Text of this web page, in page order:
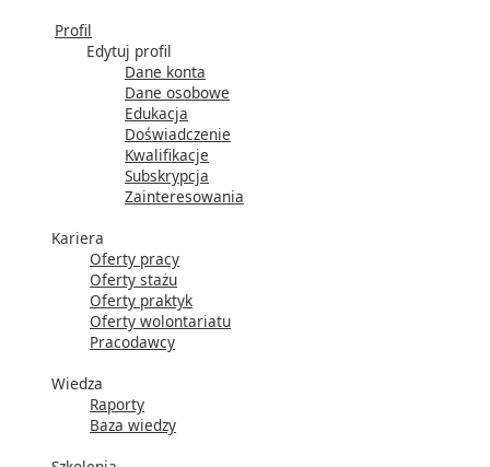
Profil
Edytuj profil
Dane konta
Dane osobowe
Edukacja
Doświadczenie
Kwalifikacje
Subskrypcja
Zainteresowania
Kariera
Oferty pracy
Oferty stażu
Oferty praktyk
Oferty wolontariatu
Pracodawcy
Wiedza
Raporty
Baza wiedzy